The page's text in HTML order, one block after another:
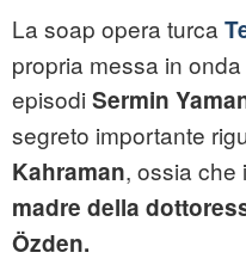
La soap opera turca
propria messa in
episodi Sermin
segreto importante
Kahraman, ossia che
madre della
Özden.